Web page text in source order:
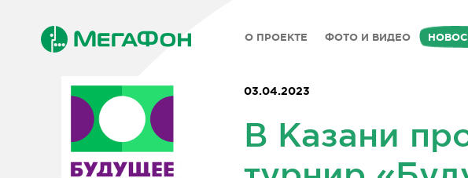
О ПРОЕКТЕ ФОТО И ВИДЕО
03.04.2023
В Казани